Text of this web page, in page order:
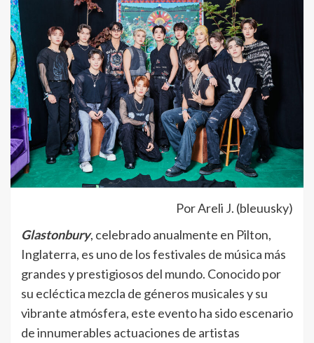
Por Areli J. (bleuusky)
Glastonbury, celebrado anualmente en Pilton,
Inglaterra, es uno de los festivales de música más
grandes y prestigiosos del mundo. Conocido por
su ecléctica mezcla de géneros musicales y su
vibrante atmósfera, este evento ha sido escenario
de innumerables actuaciones de artistas